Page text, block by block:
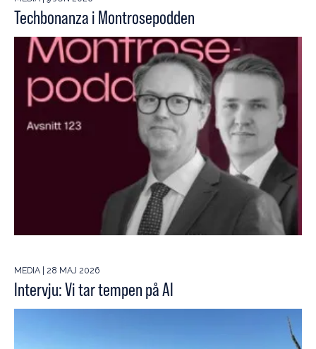
Techbonanza i Montrosepodden
MEDIA | 28 MAJ 2026
Intervju: Vi tar tempen på AI